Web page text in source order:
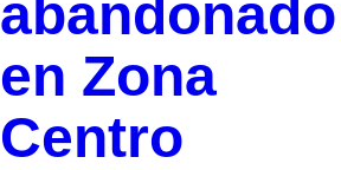
abandonado
en Zona
Centro